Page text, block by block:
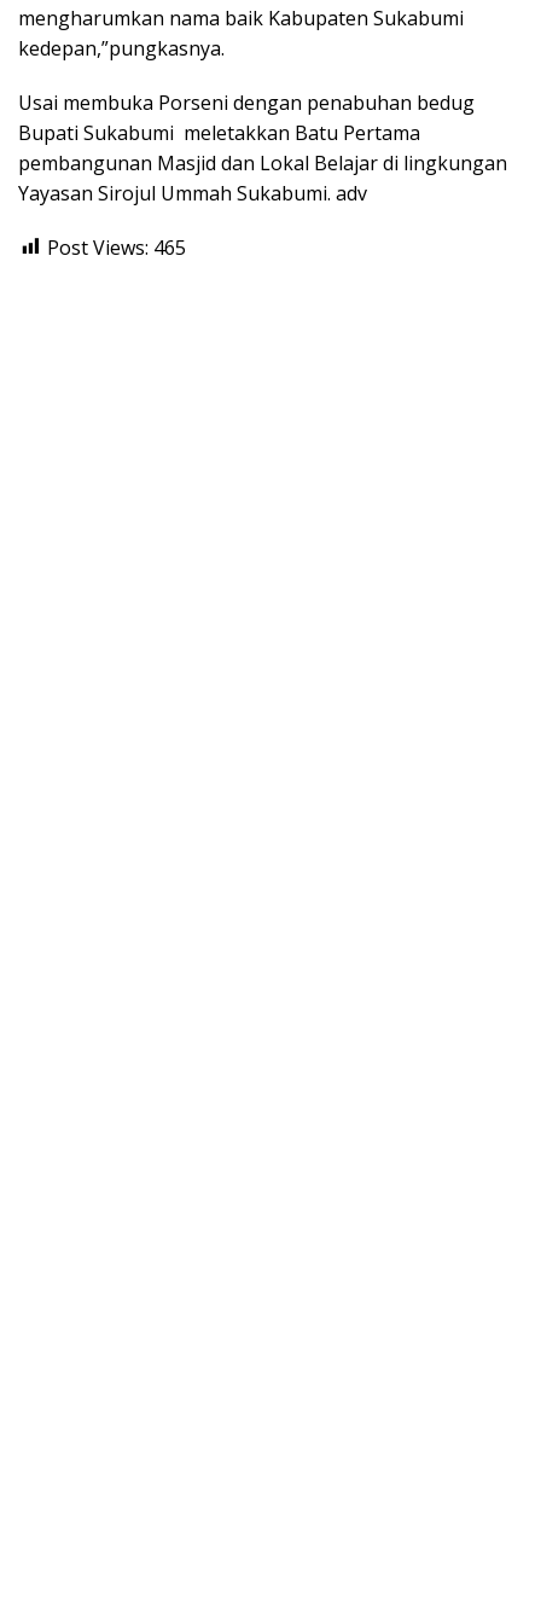
mengharumkan nama baik Kabupaten Sukabumi
kedepan,”pungkasnya.
Usai membuka Porseni dengan penabuhan bedug
Bupati Sukabumi meletakkan Batu Pertama
pembangunan Masjid dan Lokal Belajar di lingkungan
Yayasan Sirojul Ummah Sukabumi. adv
Post Views: 465